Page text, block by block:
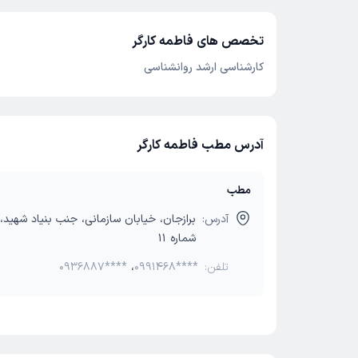
تخصص های فاطمه کارگر
کارشناسی ارشد روانشناسی
آدرس مطب فاطمه کارگر
مطب
آدرس: برازجان، خیابان سازمانی، جنب بنیاد
شماره 11
تلفن:
0936887**** ،0991468****